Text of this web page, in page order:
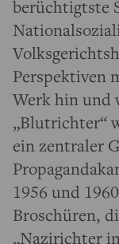
berüchtigtste
Perspektiven
Werk hin und
„Blutrichter“
ein zentraler
1956 und
Broschüren,
„Nazirichter